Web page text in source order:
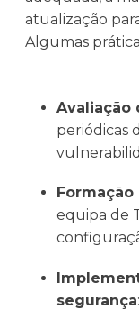
atualização
Algumas
Avaliação
periódicas
Formação
equipa de
segurança